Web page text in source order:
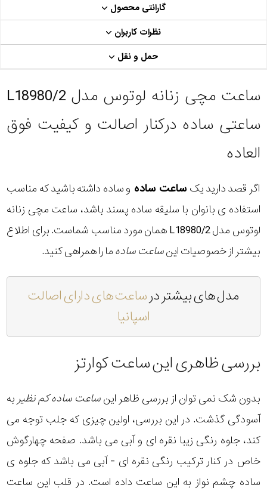
گارانتی محصول
نظرات کاربران
حمل و نقل
ساعت مچی زنانه لوتوس مدل L18980/2
ساعتی ساده درکنار اصالت و کیفیت فوق
العاده
اگر قصد دارید یک ساعت ساده و ساده داشته باشید که مناسب
استفاده ی بانوان با سلیقه ساده پسند باشد، ساعت مچی زنانه
لوتوس مدل L18980/2 همان مورد مناسب شماست. برای اطلاع
بیشتر از خصوصیات اینساعت سادهما را همراهی کنید.
مدل های بیشتر درساعت های دارای اصالت
اسپانیا
بررسی ظاهری این ساعت کوارتز
بدون شک نمی توان از بررسی ظاهر اینساعت ساده کم نظیر به
آسودگی گذشت. در این بررسی، اولین چیزی که جلب توجه می
کند، جلوه رنگی زیبا نقره ای و آبی می باشد. صفحه چهارگوش
خاص در کنار ترکیب رنگی نقره ای - آبی می باشد که جلوه ی
ساده چشم نواز به این ساعت داده است. در قلب این ساعت